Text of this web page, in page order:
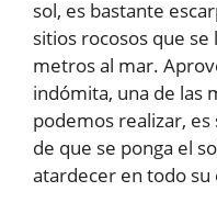
sol, es bastante
sitios rocosos que
metros al mar.
indómita, una de las
podemos realizar,
de que se ponga el
atardecer en todo su